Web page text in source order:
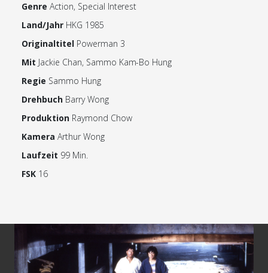
Genre Action, Special Interest
Land/Jahr HKG 1985
Originaltitel Powerman 3
Mit Jackie Chan, Sammo Kam-Bo Hung
Regie Sammo Hung
Drehbuch Barry Wong
Produktion Raymond Chow
Kamera Arthur Wong
Laufzeit 99 Min.
FSK 16